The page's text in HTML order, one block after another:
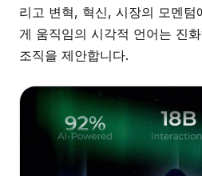
리고 변혁, 혁신, 시장의 모멘텀
게 움직임의 시각적 언어는 진
조직을 제안합니다.